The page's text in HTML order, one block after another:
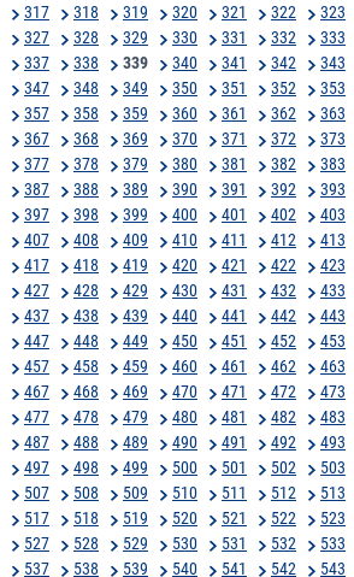
317
318 319 320 321 322 323
327
328 329 330 331 332 333
337
338 339 340 341 342 343
347
348 349 350 351 352 353
357
358 359 360 361 362 363
367
368 369 370 371 372 373
377
378 379 380 381 382 383
387
388 389 390 391 392 393
397
398 399 400 401 402 403
407
408 409 410 411 412 413
417
418 419 420 421 422 423
427
428 429 430 431 432 433
437
438 439 440 441 442 443
447
448 449 450 451 452 453
457
458 459 460 461 462 463
467
468 469 470 471 472 473
477
478 479 480 481 482 483
487
488 489 490 491 492 493
497
498 499 500 501 502 503
507
508 509 510 511 512 513
517
518 519 520 521 522 523
527
528 529 530 531 532 533
537
538 539 540 541 542 543